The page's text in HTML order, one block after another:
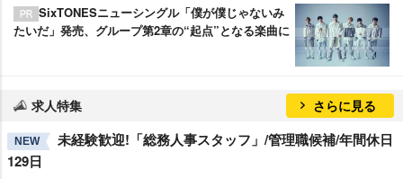
SixTONESニューシングル「僕が僕じゃないみ
たいだ」発売、グループ第2章の“起点”となる楽曲に
求人特集 さらに見る
NEW
未経験歓迎!「総務人事スタッフ」/管理職候補/年間休日
129日